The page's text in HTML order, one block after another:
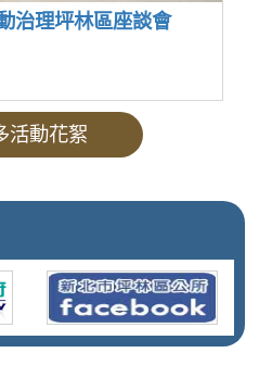
治理坪林區座談會
活動花絮